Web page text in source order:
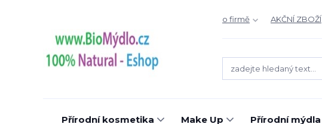
o firmě AKČNÍ ZBOŽÍ
Přírodní kosmetika Make Up Přírodní mýdla